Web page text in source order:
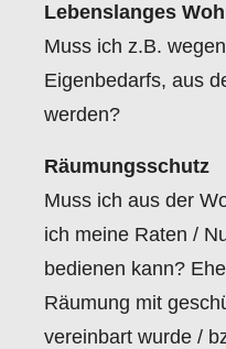
Lebenslanges
Muss ich z.B.
Eigenbedarfs, aus
werden?
Räumungsschutz
Muss ich aus der
ich meine Raten /
bedienen kann?
Räumung mit
vereinbart wurde /